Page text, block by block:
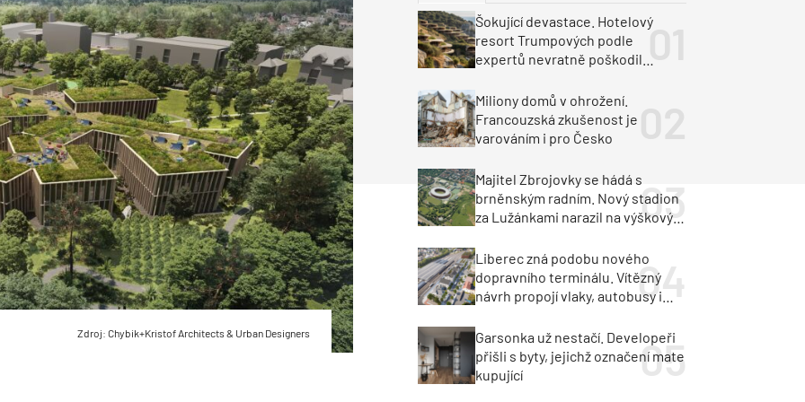
Historické stavby Průmyslové objekty
Poruchy střechyRekonstrukce střechy
Větrání a odvětráváníKomíny
Fasáda
Omítky
Inženýrské stavby
Doprava
Průmysl a logistika
Dopravní stavby
Zdroj: Chybik+Kristof Architects & Urban Designers
Šokující devastace. Hotelový
resort Trumpových podle
expertů nevratně poškodil
Miliony domů v ohrožení.
Francouzská zkušenost je
varováním i pro Česko
Majitel Zbrojovky se hádá s
brněnským radním. Nový stadion
za Lužánkami narazil na výškový
Liberec zná podobu nového
dopravního terminálu. Vítězný
návrh propojí vlaky, autobusy i
Garsonka už nestačí. Developeři
přišli s byty, jejichž označení mate
kupující